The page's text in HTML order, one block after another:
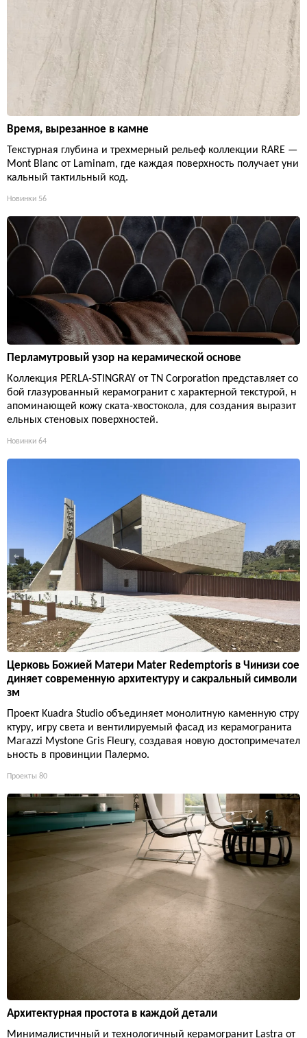
Время, вырезанное в камне
Текстурная глубина и трехмерный рельеф коллекции RARE —
Mont Blanc от Laminam, где каждая поверхность получает уни
кальный тактильный код.
Новинки 56
Перламутровый узор на керамической основе
Коллекция PERLA-STINGRAY от TN Corporation представляет со
бой глазурованный керамогранит с характерной текстурой, н
апоминающей кожу ската-хвостокола, для создания выразит
ельных стеновых поверхностей.
Новинки 64
Церковь Божией Матери Mater Redemptoris в Чинизи сое
диняет современную архитектуру и сакральный символи
зм
Проект Kuadra Studio объединяет монолитную каменную стру
ктуру, игру света и вентилируемый фасад из керамогранита
Marazzi Mystone Gris Fleury, создавая новую достопримечател
ьность в провинции Палермо.
Проекты 80
Архитектурная простота в каждой детали
Минималистичный и технологичный керамогранит Lastra от